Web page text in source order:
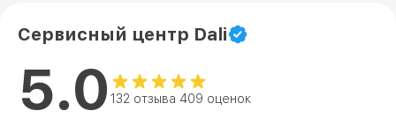
Сервисный центр Dali
5.0 132 отзыва 409 оценок